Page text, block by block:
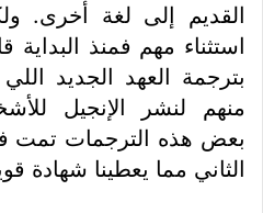
القديم إلى لغة أخرى.
استثناء مهم فمنذ
بترجمة العهد الجديد
منهم لنشر الإنجيل
بعض هذه الترجمات تمت
الثاني مما يعطينا شهادة